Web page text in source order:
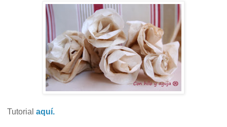
Tutorial aquí.